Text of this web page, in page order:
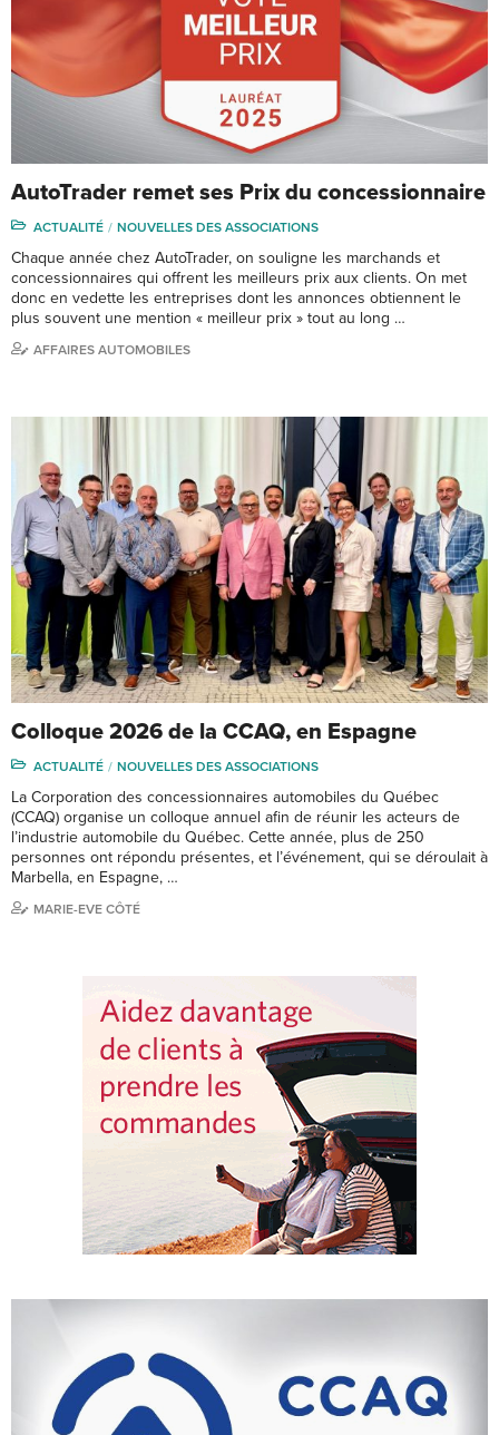
AutoTrader remet ses Prix du concessionnaire
ACTUALITÉ NOUVELLES DES ASSOCIATIONS
Chaque année chez AutoTrader, on souligne les marchands et
concessionnaires qui offrent les meilleurs prix aux clients. On met
donc en vedette les entreprises dont les annonces obtiennent le
plus souvent une mention « meilleur prix » tout au long …
AFFAIRES AUTOMOBILES
Colloque 2026 de la CCAQ, en Espagne
ACTUALITÉ NOUVELLES DES ASSOCIATIONS
La Corporation des concessionnaires automobiles du Québec
(CCAQ) organise un colloque annuel afin de réunir les acteurs de
l’industrie automobile du Québec. Cette année, plus de 250
personnes ont répondu présentes, et l’événement, qui se déroulait à
Marbella, en Espagne, …
MARIE-EVE CÔTÉ